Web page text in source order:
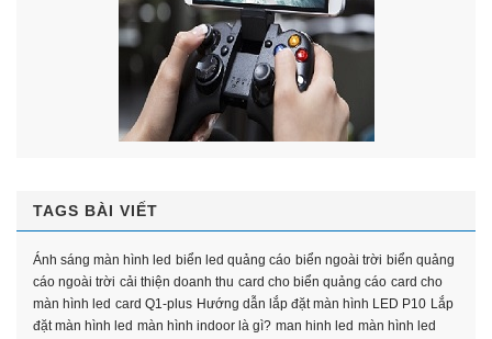
TAGS BÀI VIẾT
Ánh sáng màn hình led biển led quảng cáo biển ngoài trời biển quảng
cáo ngoài trời cải thiện doanh thu card cho biển quảng cáo card cho
màn hình led card Q1-plus Hướng dẫn lắp đặt màn hình LED P10 Lắp
đặt màn hình led màn hình indoor là gì? man hinh led màn hình led